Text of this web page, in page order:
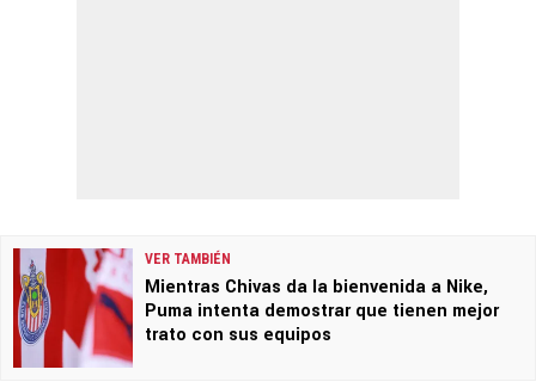
VER TAMBIÉN
Mientras Chivas da la bienvenida a Nike,
Puma intenta demostrar que tienen mejor
trato con sus equipos